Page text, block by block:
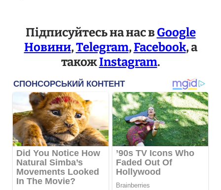
Підписуйтесь на нас вGoogle
Новини,Telegram,Facebook, а
такожInstagram.